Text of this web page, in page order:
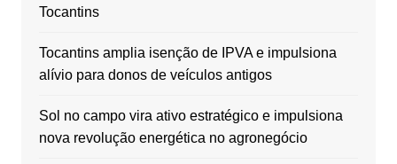
Tocantins
Tocantins amplia isenção de IPVA e impulsiona
alívio para donos de veículos antigos
Sol no campo vira ativo estratégico e impulsiona
nova revolução energética no agronegócio